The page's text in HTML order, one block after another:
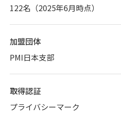
122名（2025年6月時点）
加盟団体
PMI日本支部
取得認証
プライバシーマーク